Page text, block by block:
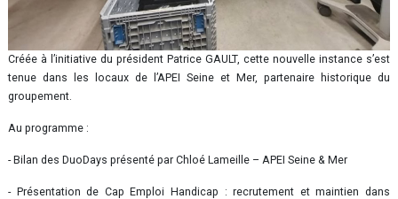
Créée à l’initiative du président Patrice GAULT, cette nouvelle instance s’est
tenue dans les locaux de l’APEI Seine et Mer, partenaire historique du
groupement.
Au programme :
- Bilan des DuoDays présenté par Chloé Lameille – APEI Seine & Mer
- Présentation de Cap Emploi Handicap : recrutement et maintien dans